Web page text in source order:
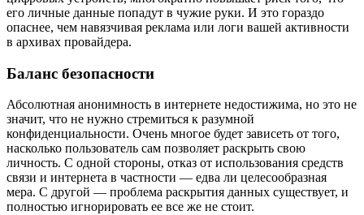
его личные данные попадут в чужие руки. И это гораздо
опаснее, чем навязчивая реклама или логи вашей активности
в архивах провайдера.
Баланс безопасности
Абсолютная анонимность в интернете недостижима, но это не
значит, что не нужно стремиться к разумной
конфиденциальности. Очень многое будет зависеть от того,
насколько пользователь сам позволяет раскрыть свою
личность. С одной стороны, отказ от использования средств
связи и интернета в частности — едва ли целесообразная
мера. С другой — проблема раскрытия данных существует, и
полностью игнорировать ее все же не стоит.